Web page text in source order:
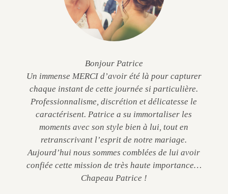
Bonjour Patrice
Un immense MERCI d’avoir été là pour capturer
chaque instant de cette journée si particulière.
Professionnalisme, discrétion et délicatesse le
caractérisent. Patrice a su immortaliser les
moments avec son style bien à lui, tout en
retranscrivant l’esprit de notre mariage.
Aujourd’hui nous sommes comblées de lui avoir
confiée cette mission de très haute importance…
Chapeau Patrice !